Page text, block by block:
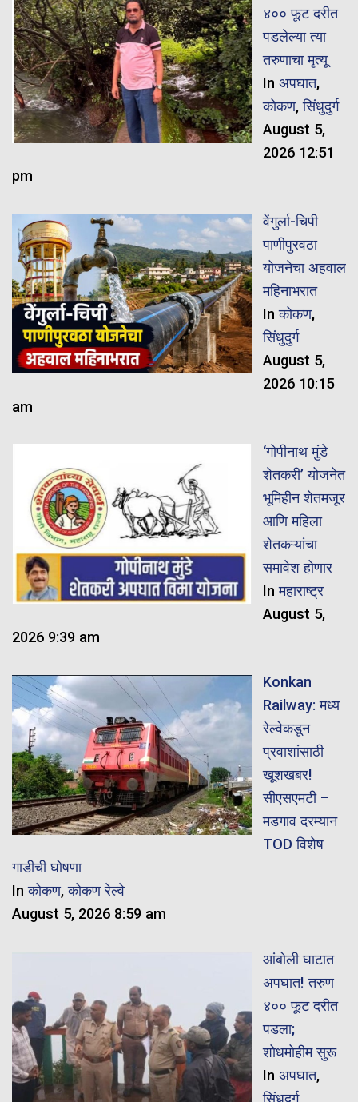
४०० फूट दरीत
पडलेल्या त्या
तरुणाचा मृत्यू
In अपघात,
कोकण,सिंधुदुर्ग
August 5,
2026 12:51
pm
वेंगुर्ला-चिपी
पाणीपुरवठा
योजनेचा अहवाल
महिनाभरात
Inकोकण,
सिंधुदुर्ग
August 5,
2026 10:15
am
‘गोपीनाथ मुंडे
शेतकरी’ योजनेत
भूमिहीन शेतमजूर
आणि महिला
शेतकऱ्यांचा
समावेश होणार
Inमहाराष्ट्र
August 5,
2026 9:39 am
Konkan
Railway: मध्य
रेल्वेकडून
प्रवाशांसाठी
खूशखबर!
सीएसएमटी –
मडगाव दरम्यान
TOD विशेष
गाडीची घोषणा
Inकोकण,कोकण रेल्वे
August 5, 2026 8:59 am
आंबोली घाटात
अपघात! तरुण
४०० फूट दरीत
पडला;
शोधमोहीम सुरू
In अपघात,
सिंधुदुर्ग